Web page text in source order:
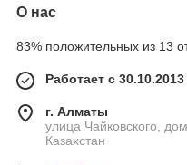
О нас
83% положительных из 13
Работает с 30.10.2013
г. Алматы
улица Чайковского,
Казахстан